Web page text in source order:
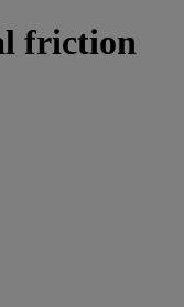
friction